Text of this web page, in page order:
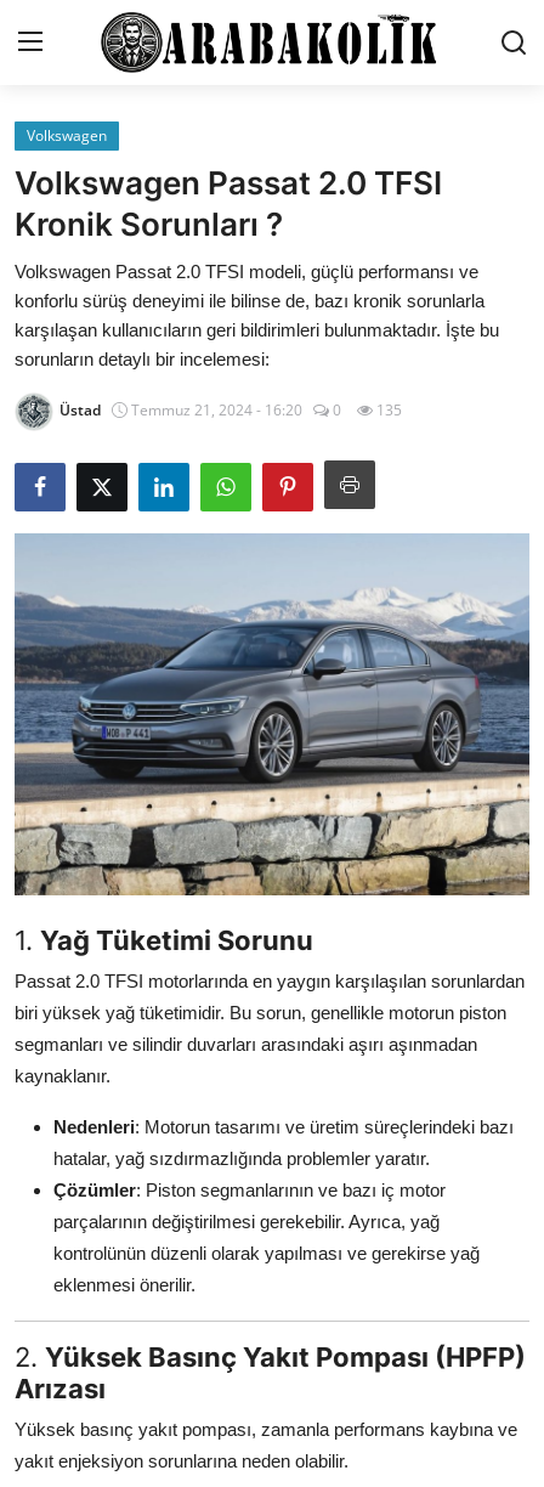
İletişim
Genel
Karşılaştırmalar
Testler
Markalar
Motosiklet
Öneriler
Paketler
Oto Bilgi
Volkswagen
Volkswagen Passat 2.0 TFSI
Kronik Sorunları ?
Volkswagen Passat 2.0 TFSI modeli, güçlü performansı ve
konforlu sürüş deneyimi ile bilinse de, bazı kronik sorunlarla
karşılaşan kullanıcıların geri bildirimleri bulunmaktadır. İşte bu
sorunların detaylı bir incelemesi:
Üstad Temmuz 21, 2024 - 16:20 0 135
1. Yağ Tüketimi Sorunu
Passat 2.0 TFSI motorlarında en yaygın karşılaşılan sorunlardan
biri yüksek yağ tüketimidir. Bu sorun, genellikle motorun piston
segmanları ve silindir duvarları arasındaki aşırı aşınmadan
kaynaklanır.
Nedenleri: Motorun tasarımı ve üretim süreçlerindeki bazı
hatalar, yağ sızdırmazlığında problemler yaratır.
Çözümler: Piston segmanlarının ve bazı iç motor
parçalarının değiştirilmesi gerekebilir. Ayrıca, yağ
kontrolünün düzenli olarak yapılması ve gerekirse yağ
eklenmesi önerilir.
2. Yüksek Basınç Yakıt Pompası (HPFP)
Arızası
Yüksek basınç yakıt pompası, zamanla performans kaybına ve
yakıt enjeksiyon sorunlarına neden olabilir.